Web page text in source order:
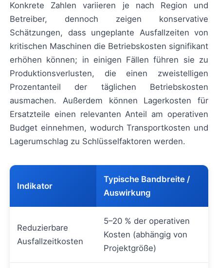
Konkrete Zahlen variieren je nach Region und
Betreiber, dennoch zeigen konservative
Schätzungen, dass ungeplante Ausfallzeiten von
kritischen Maschinen die Betriebskosten signifikant
erhöhen können; in einigen Fällen führen sie zu
Produktionsverlusten, die einen zweistelligen
Prozentanteil der täglichen Betriebskosten
ausmachen. Außerdem können Lagerkosten für
Ersatzteile einen relevanten Anteil am operativen
Budget einnehmen, wodurch Transportkosten und
Lagerumschlag zu Schlüsselfaktoren werden.
Indikator
Typische Bandbreite /
Auswirkung
Reduzierbare
Ausfallzeitkosten
5–20 % der operativen
Kosten (abhängig von
Projektgröße)